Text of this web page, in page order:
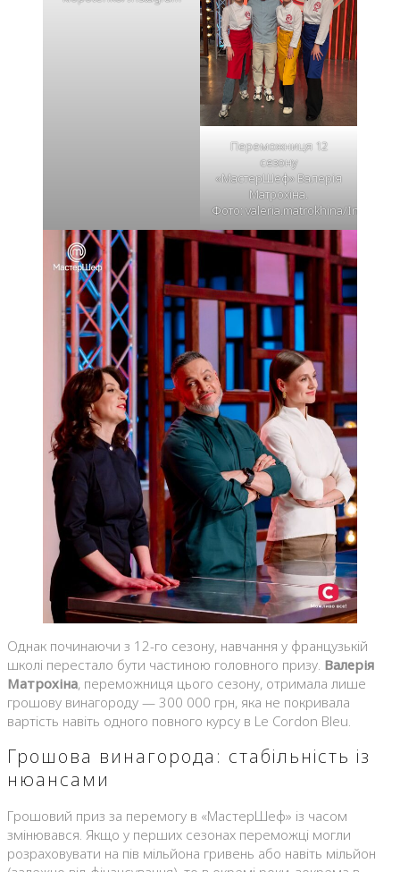
Переможниця 12
сезону
«МастерШеф» Валерія
Матрохіна.
Фото: valeria.matrokhina/
Однак починаючи з 12-го сезону, навчання у французькій
школі перестало бути частиною головного призу. Валерія
Матрохіна, переможниця цього сезону, отримала лише
грошову винагороду — 300 000 грн, яка не покривала
вартість навіть одного повного курсу в Le Cordon Bleu.
Грошова винагорода: стабільність із
нюансами
Грошовий приз за перемогу в «МастерШеф» із часом
змінювався. Якщо у перших сезонах переможці могли
розраховувати на пів мільйона гривень або навіть мільйон